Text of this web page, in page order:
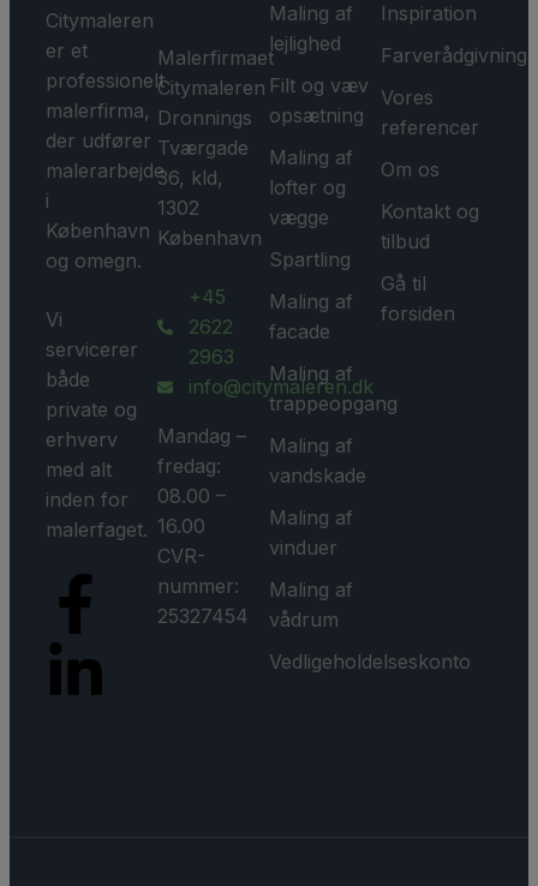
Citymaleren
er et
professionelt
malerfirma,
der udfører
malerarbejde
i
København
og omegn.
Vi
servicerer
både
private og
erhverv
med alt
inden for
malerfaget.
Malerfirmaet
Citymaleren
Dronnings
Tværgade
36, kld,
1302
København
+45
2622
2963
info@citymaleren.dk
Mandag –
fredag:
08.00 –
16.00
CVR-
nummer:
25327454
Maling af
lejlighed
Filt og væv
opsætning
Maling af
lofter og
vægge
Spartling
Maling af
facade
Maling af
trappeopgang
Maling af
vandskade
Maling af
vinduer
Maling af
vådrum
Vedligeholdelseskonto
Inspiration
Farverådgivning
Vores
referencer
Om os
Kontakt og
tilbud
Gå til
forsiden